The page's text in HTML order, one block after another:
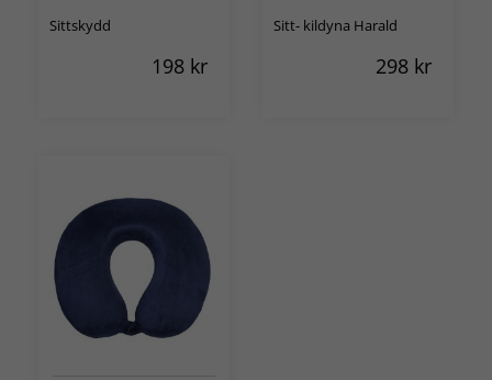
Sittskydd
198 kr
Sitt- kildyna Harald
298 kr